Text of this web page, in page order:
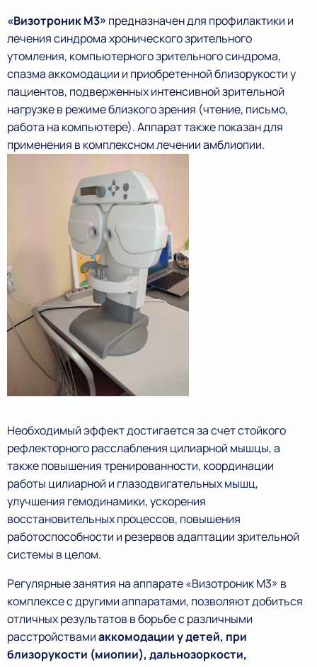
«Визотроник М3» предназначен для профилактики и
лечения синдрома хронического зрительного
утомления, компьютерного зрительного синдрома,
спазма аккомодации и приобретенной близорукости у
пациентов, подверженных интенсивной зрительной
нагрузке в режиме близкого зрения (чтение, письмо,
работа на компьютере). Аппарат также показан для
применения в комплексном лечении амблиопии.
Необходимый эффект достигается за счет стойкого
рефлекторного расслабления цилиарной мышцы, а
также повышения тренированности, координации
работы цилиарной и глазодвигательных мышц,
улучшения гемодинамики, ускорения
восстановительных процессов, повышения
работоспособности и резервов адаптации зрительной
системы в целом.
Регулярные занятия на аппарате «Визотроник М3» в
комплексе с другими аппаратами, позволяют добиться
отличных результатов в борьбе с различными
расстройствамиаккомодации у детей, при
близорукости (миопии), дальнозоркости,